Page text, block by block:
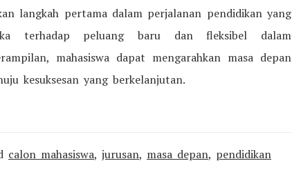
langkah pertama dalam perjalanan pendidikan yang
terhadap peluang baru dan fleksibel dalam
mahasiswa dapat mengarahkan masa depan
kesuksesan yang berkelanjutan.
calon mahasiswa, jurusan, masa depan, pendidikan